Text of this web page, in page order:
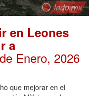
en Leones
a
Enero, 2026
que mejorar en el